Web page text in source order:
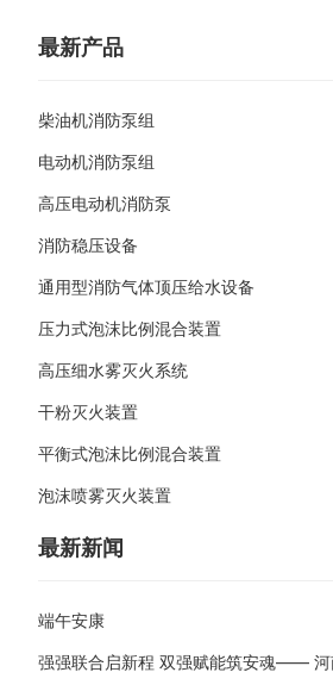
最新产品
柴油机消防泵组
电动机消防泵组
高压电动机消防泵
消防稳压设备
通用型消防气体顶压给水设备
压力式泡沫比例混合装置
高压细水雾灭火系统
干粉灭火装置
平衡式泡沫比例混合装置
泡沫喷雾灭火装置
最新新闻
端午安康
强强联合启新程 双强赋能筑安魂—— 河